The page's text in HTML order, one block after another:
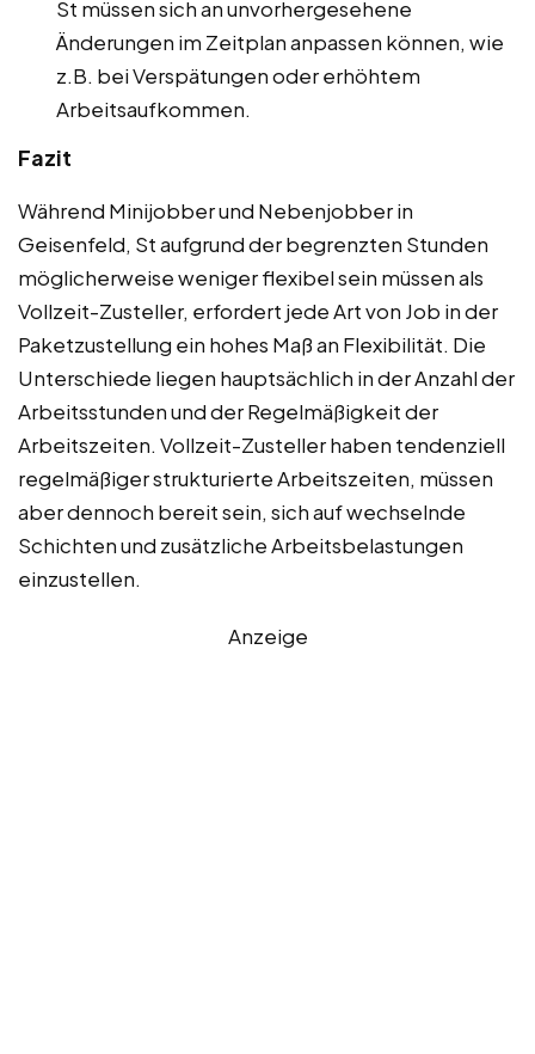
St müssen sich an unvorhergesehene
Änderungen im Zeitplan anpassen können, wie
z.B. bei Verspätungen oder erhöhtem
Arbeitsaufkommen.
Fazit
Während Minijobber und Nebenjobber in
Geisenfeld, St aufgrund der begrenzten Stunden
möglicherweise weniger flexibel sein müssen als
Vollzeit-Zusteller, erfordert jede Art von Job in der
Paketzustellung ein hohes Maß an Flexibilität. Die
Unterschiede liegen hauptsächlich in der Anzahl der
Arbeitsstunden und der Regelmäßigkeit der
Arbeitszeiten. Vollzeit-Zusteller haben tendenziell
regelmäßiger strukturierte Arbeitszeiten, müssen
aber dennoch bereit sein, sich auf wechselnde
Schichten und zusätzliche Arbeitsbelastungen
einzustellen.
Anzeige